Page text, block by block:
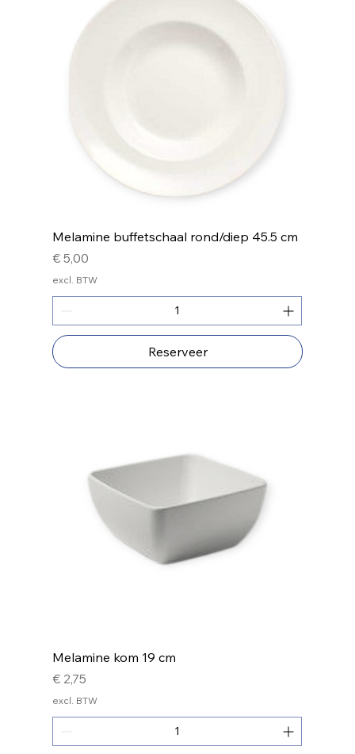
Melamine buffetschaal rond/diep 45.5 cm
Prijs
€ 5,00
excl. BTW
Reserveer
Melamine kom 19 cm
Prijs
€ 2,75
excl. BTW